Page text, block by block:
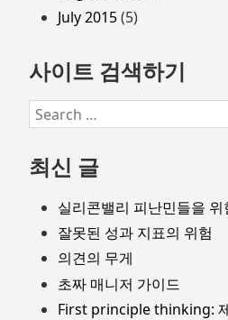
July 2015(5)
사이트 검색하기
Search
for:
최신 글
실리콘밸리 피난민들을
잘못된 성과 지표의 위험
의견의 무게
초짜 매니저 가이드
First principle thinking: